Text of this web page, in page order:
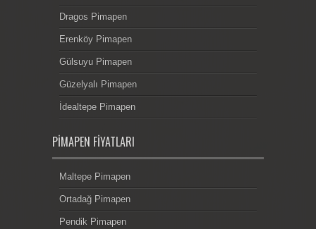
Dragos Pimapen
Erenköy Pimapen
Gülsuyu Pimapen
Güzelyalı Pimapen
İdealtepe Pimapen
PIMAPEN FIYATLARI
Maltepe Pimapen
Ortadağ Pimapen
Pendik Pimapen